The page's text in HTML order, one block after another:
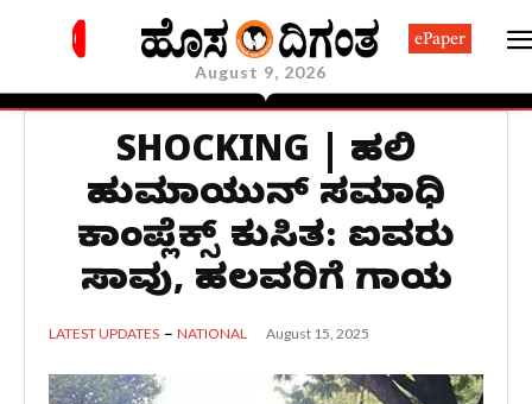
August 9, 2026
ePaper
SHOCKING | ದೆಹಲಿ
ಹುಮಾಯುನ್ ಸಮಾಧಿ
ಕಾಂಪ್ಲೆಕ್ಸ್ ಕುಸಿತ: ಐವರು
ಸಾವು, ಹಲವರಿಗೆ ಗಾಯ
LATEST UPDATES NATIONAL August 15, 2025